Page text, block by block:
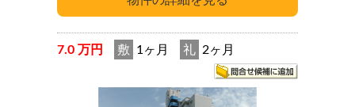
7.0 万円 敷 1ヶ月 礼 2ヶ月